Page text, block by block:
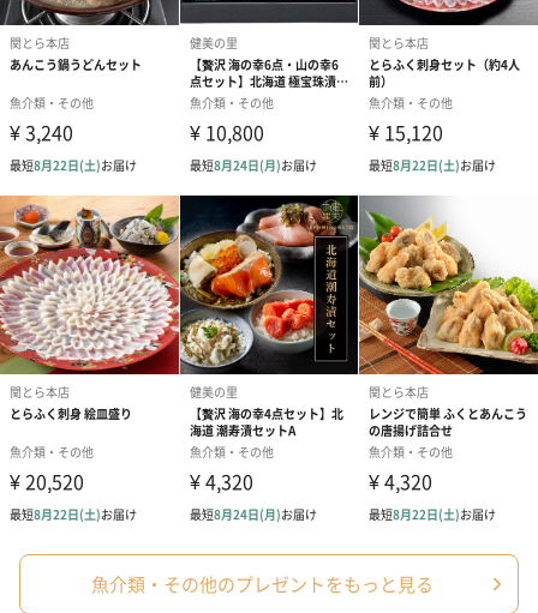
魚介類・その他のプレゼントをもっと見る